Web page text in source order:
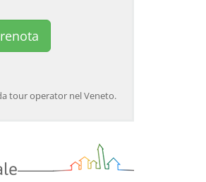
tour operator nel Veneto.